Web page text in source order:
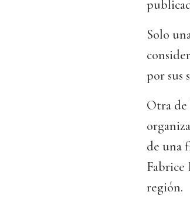
Solo
por sus
Otra de
de una
Fabrice
región.